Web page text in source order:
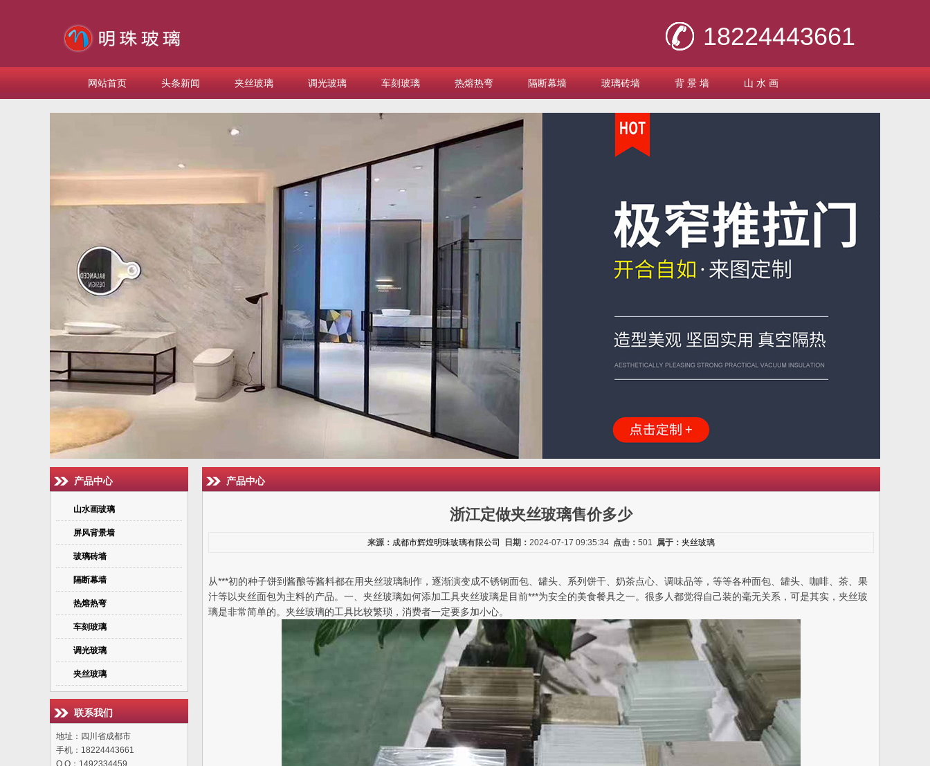
18224443661
网站首页 头条新闻 夹丝玻璃 调光玻璃 车刻玻璃 热熔热弯 隔断幕墙 玻璃砖墙 背 景 墙 山 水 画
产品中心
山水画玻璃
屏风背景墙
玻璃砖墙
隔断幕墙
热熔热弯
车刻玻璃
调光玻璃
夹丝玻璃
联系我们
地址：四川省成都市
手机：18224443661
Q Q：1492334459
产品中心
浙江定做夹丝玻璃售价多少
来源： 成都市辉煌明珠玻璃有限公司 日期： 2024-07-17 09:35:34 点击： 501 属于： 夹丝玻璃
从***初的种子饼到酱酿等酱料都在用夹丝玻璃制作，逐渐演变成不锈钢面包、罐头、系列饼干、奶茶点心、调味品等，等等各种面包、罐头、咖啡、茶、果
汁等以夹丝面包为主料的产品。一、夹丝玻璃如何添加工具夹丝玻璃是目前***为安全的美食餐具之一。很多人都觉得自己装的毫无关系，可是其实，夹丝玻
璃是非常简单的。夹丝玻璃的工具比较繁琐，消费者一定要多加小心。